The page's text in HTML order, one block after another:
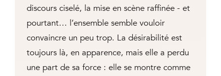
discours ciselé, la mise en scène raffinée - et
pourtant… l’ensemble semble vouloir
convaincre un peu trop. La désirabilité est
toujours là, en apparence, mais elle a perdu
une part de sa force : elle se montre comme